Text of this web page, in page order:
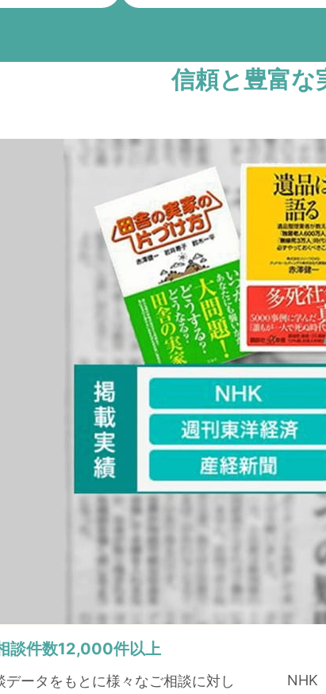
信頼と豊富な
談件数12,000件以上
ータをもとに様々なご相談に対し
NHK